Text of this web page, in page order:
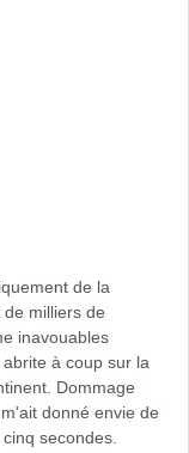
de la
milliers de
inavouables
à coup sur la
Dommage
donné envie de
secondes.